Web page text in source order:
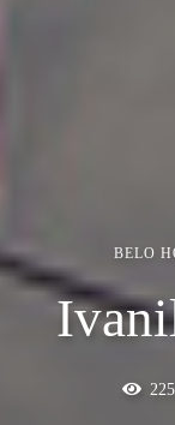
BELO